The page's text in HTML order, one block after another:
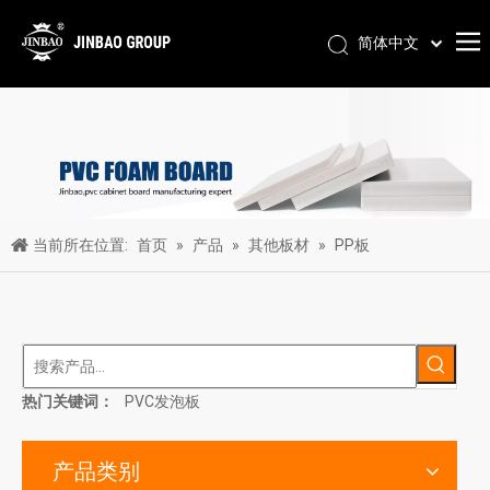
简体中文
العربية
当前所在位置: 首页 » 产品 » 其他板材 » PP板
热门关键词： PVC发泡板
产品类别